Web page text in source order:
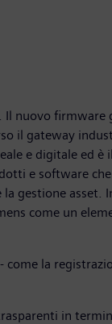
Il nuovo
il gateway
e digitale ed è
e software che
gestione asset.
come un
come la
in